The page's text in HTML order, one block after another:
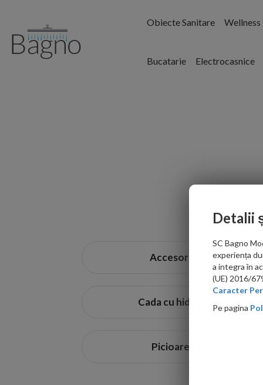
Obiecte Sanitare Wellness
Bucatarie Electrocasnice
Cada de baie este piesa
dumneavoastra perfecta. La
Amenajarea unei bai este o
disponibile într-o gama larga,
Accesorii baie
Cada cu hidromasaj
Picioare cada
Detalii
SC Bagno
experiența
a integra în
(UE) 2016/
Caracter
Pe pagina